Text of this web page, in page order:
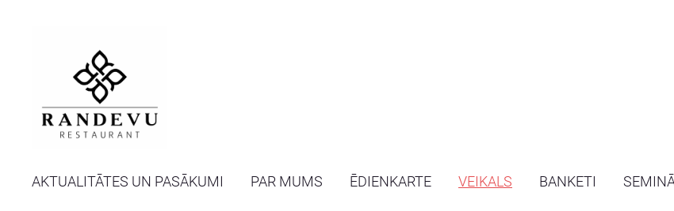
AKTUALITĀTES UN PASĀKUMI PAR MUMS ĒDIENKARTE VEIKALS BANKETI